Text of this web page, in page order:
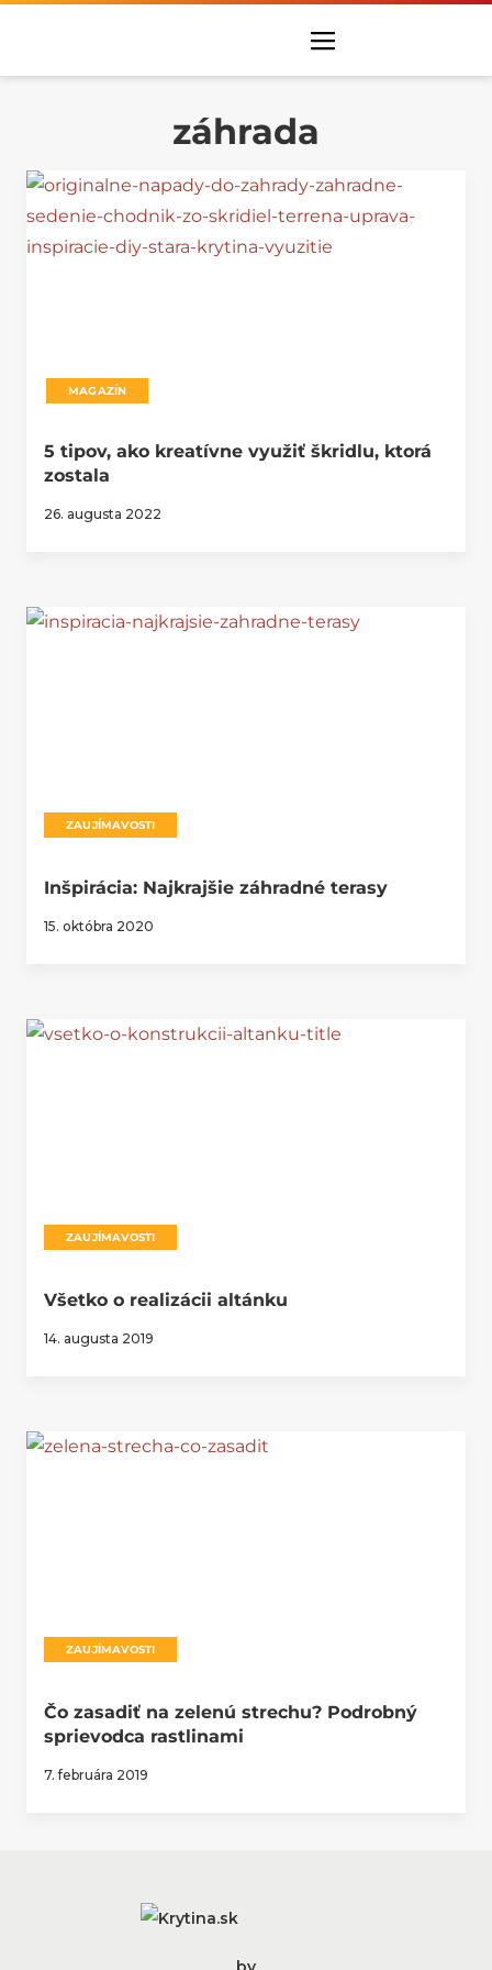
záhrada
MAGAZÍN
5 tipov, ako kreatívne využiť škridlu, ktorá
zostala
26. augusta 2022
ZAUJÍMAVOSTI
Inšpirácia: Najkrajšie záhradné terasy
15. októbra 2020
ZAUJÍMAVOSTI
Všetko o realizácii altánku
14. augusta 2019
ZAUJÍMAVOSTI
Čo zasadiť na zelenú strechu? Podrobný
sprievodca rastlinami
7. februára 2019